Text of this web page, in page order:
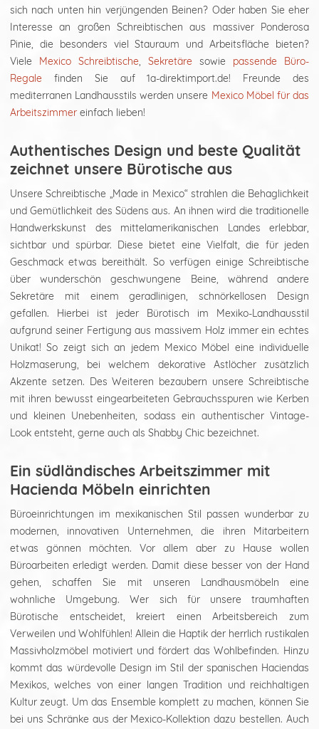
sich nach unten hin verjüngenden Beinen? Oder haben Sie eher
Interesse an großen Schreibtischen aus massiver Ponderosa
Pinie, die besonders viel Stauraum und Arbeitsfläche bieten?
Viele Mexico Schreibtische, Sekretäre sowie passende Büro-
Regale finden Sie auf 1a-direktimport.de! Freunde des
mediterranen Landhausstils werden unsere Mexico Möbel für das
Arbeitszimmer einfach lieben!
Authentisches Design und beste Qualität
zeichnet unsere Bürotische aus
Unsere Schreibtische „Made in Mexico“ strahlen die Behaglichkeit
und Gemütlichkeit des Südens aus. An ihnen wird die traditionelle
Handwerkskunst des mittelamerikanischen Landes erlebbar,
sichtbar und spürbar. Diese bietet eine Vielfalt, die für jeden
Geschmack etwas bereithält. So verfügen einige Schreibtische
über wunderschön geschwungene Beine, während andere
Sekretäre mit einem geradlinigen, schnörkellosen Design
gefallen. Hierbei ist jeder Bürotisch im Mexiko-Landhausstil
aufgrund seiner Fertigung aus massivem Holz immer ein echtes
Unikat! So zeigt sich an jedem Mexico Möbel eine individuelle
Holzmaserung, bei welchem dekorative Astlöcher zusätzlich
Akzente setzen. Des Weiteren bezaubern unsere Schreibtische
mit ihren bewusst eingearbeiteten Gebrauchsspuren wie Kerben
und kleinen Unebenheiten, sodass ein authentischer Vintage-
Look entsteht, gerne auch als Shabby Chic bezeichnet.
Ein südländisches Arbeitszimmer mit
Hacienda Möbeln einrichten
Büroeinrichtungen im mexikanischen Stil passen wunderbar zu
modernen, innovativen Unternehmen, die ihren Mitarbeitern
etwas gönnen möchten. Vor allem aber zu Hause wollen
Büroarbeiten erledigt werden. Damit diese besser von der Hand
gehen, schaffen Sie mit unseren Landhausmöbeln eine
wohnliche Umgebung. Wer sich für unsere traumhaften
Bürotische entscheidet, kreiert einen Arbeitsbereich zum
Verweilen und Wohlfühlen! Allein die Haptik der herrlich rustikalen
Massivholzmöbel motiviert und fördert das Wohlbefinden. Hinzu
kommt das würdevolle Design im Stil der spanischen Haciendas
Mexikos, welches von einer langen Tradition und reichhaltigen
Kultur zeugt. Um das Ensemble komplett zu machen, können Sie
bei uns Schränke aus der Mexico-Kollektion dazu bestellen. Auch